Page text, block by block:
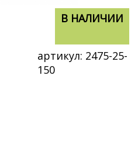
В НАЛИЧИИ
артикул: 2475-25-
150
В НАЛИЧИИ